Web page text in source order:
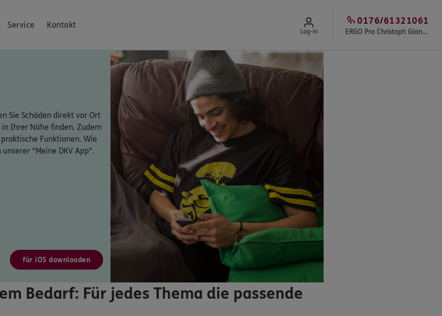
Service Kontakt
Log-in ERGO Pro Christoph Glander
0176/61321061
Sie Schäden direkt vor Ort
Ihrer Nähe finden. Zudem
Funktionen. Wie
"Meine DKV App".
für iOS downloaden
Bedarf: Für jedes Thema die passende